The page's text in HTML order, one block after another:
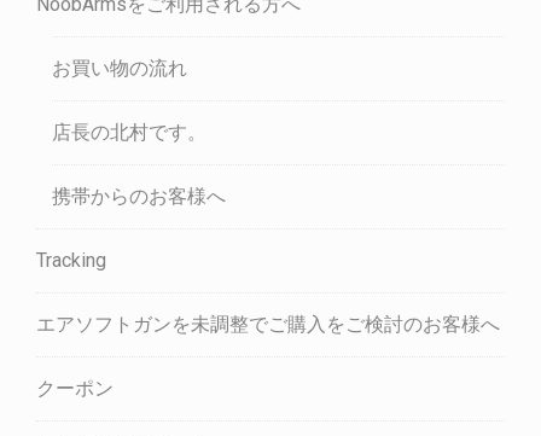
お買い物の流れ
店長の北村です。
携帯からのお客様へ
Tracking
エアソフトガンを未調整でご購入をご検討のお客様へ
クーポン